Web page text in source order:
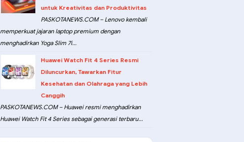
untuk Kreativitas dan Produktivitas
PASKOTANEWS.COM – Lenovo kembali
memperkuat jajaran laptop premium dengan
menghadirkan Yoga Slim 7i...
Huawei Watch Fit 4 Series Resmi
Diluncurkan, Tawarkan Fitur
Kesehatan dan Olahraga yang Lebih
Canggih
PASKOTANEWS.COM – Huawei resmi menghadirkan
Huawei Watch Fit 4 Series sebagai generasi terbaru...